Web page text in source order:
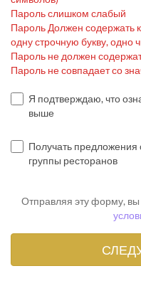
Пароль слишком слабый
Пароль Должен содержать
одну строчную букву, одно
Пароль не должен
Пароль не совпадает со
Я подтверждаю, что
выше
Получать предложения
группы ресторанов
Отправляя эту форму, вы